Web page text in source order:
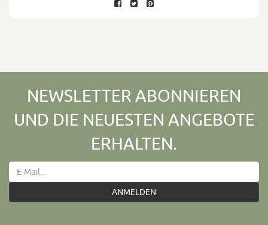
NEWSLETTER ABONNIEREN
UND DIE NEUESTEN ANGEBOTE
ERHALTEN.
ANMELDEN